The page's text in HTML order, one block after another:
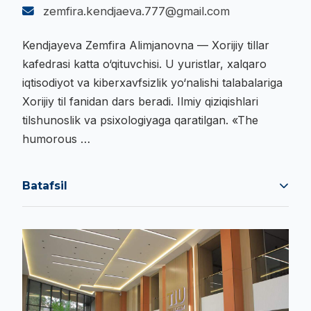
zemfira.kendjaeva.777@gmail.com
Kendjayeva Zemfira Alimjanovna — Xorijiy tillar
kafedrasi katta o‘qituvchisi. U yuristlar, xalqaro
iqtisodiyot va kiberxavfsizlik yo‘nalishi talabalariga
Xorijiy til fanidan dars beradi. Ilmiy qiziqishlari
tilshunoslik va psixologiyaga qaratilgan. «The
humorous …
Batafsil
kafedrasi katta o‘qituvchisi. U yuristlar, xalqaro
iqtisodiyot va kiberxavfsizlik yo‘nalishi talabalariga
Xorijiy til fanidan dars beradi. Ilmiy qiziqishlari
tilshunoslik va psixologiyaga qaratilgan. «The